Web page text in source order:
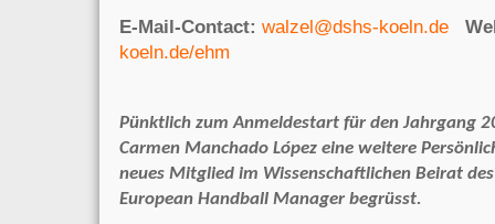
E-Mail-Contact: walzel@dshs-koeln.de
koeln.de/ehm
Pünktlich zum Anmeldestart für den Jahrgang
Carmen Manchado López eine weitere
neues Mitglied im Wissenschaftlichen Beirat
European Handball Manager begrüsst.